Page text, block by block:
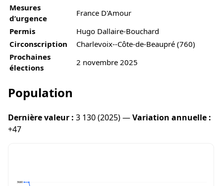
Mesures
d’urgence
France D'Amour
Permis
Hugo Dallaire-Bouchard
Circonscription
Charlevoix--Côte-de-Beaupré (760)
Prochaines
élections
2 novembre 2025
Population
Dernière valeur : 3 130 (2025) —Variation annuelle :
+47
3680